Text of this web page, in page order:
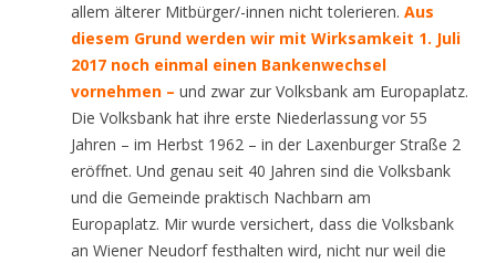
allem älterer Mitbürger/-innen nicht tolerieren. Aus
diesem Grund werden wir mit Wirksamkeit 1. Juli
2017 noch einmal einen Bankenwechsel
vornehmen – und zwar zur Volksbank am Europaplatz.
Die Volksbank hat ihre erste Niederlassung vor 55
Jahren – im Herbst 1962 – in der Laxenburger Straße 2
eröffnet. Und genau seit 40 Jahren sind die Volksbank
und die Gemeinde praktisch Nachbarn am
Europaplatz. Mir wurde versichert, dass die Volksbank
an Wiener Neudorf festhalten wird, nicht nur weil die